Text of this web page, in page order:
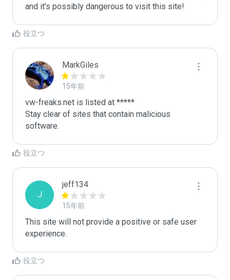
and it's possibly dangerous to visit this site!
役立つ
MarkGiles
15年前
vw-freaks.net is listed at *****
Stay clear of sites that contain malicious
software.
役立つ
J
jeff134
15年前
This site will not provide a positive or safe user
experience.
役立つ